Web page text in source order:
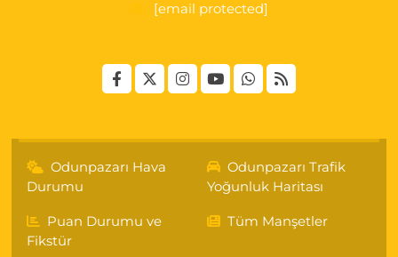
[email protected]
Odunpazarı Hava
Durumu
Odunpazarı Trafik
Yoğunluk Haritası
Puan Durumu ve
Fikstür
Tüm Manşetler